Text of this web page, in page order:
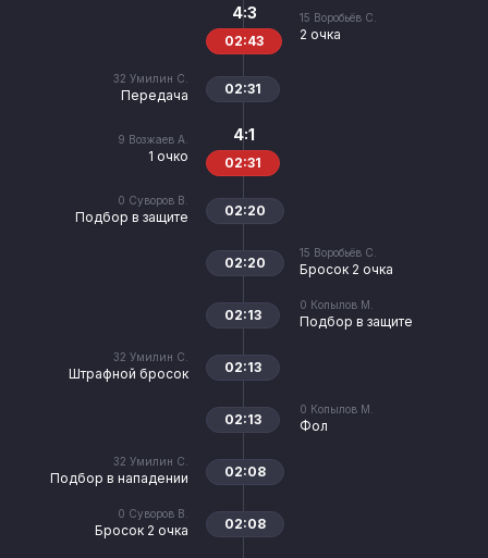
15 Воробьёв С.
2 очка
4:3
02:43
32 Умилин С.
Передача 02:31
9 Возжаев А.
1 очко
4:1
02:31
0 Суворов В.
Подбор в защите 02:20
15 Воробьёв С.
Бросок 2 очка
02:20
0 Копылов М.
Подбор в защите
02:13
32 Умилин С.
Штрафной бросок 02:13
0 Копылов М.
Фол
02:13
32 Умилин С.
Подбор в нападении 02:08
0 Суворов В.
Бросок 2 очка 02:08